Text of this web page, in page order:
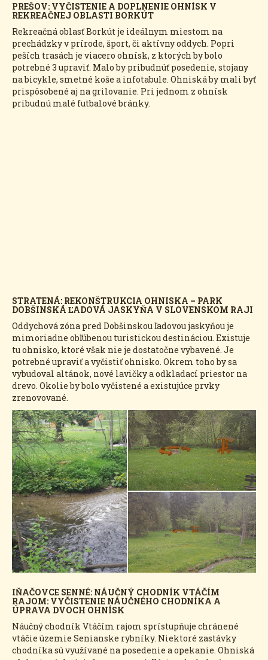
PREŠOV: VYČISTENIE A DOPLNENIE OHNÍSK V
REKREAČNEJ OBLASTI BORKÚT
Rekreačná oblasť Borkút je ideálnym miestom na
prechádzky v prírode, šport, či aktívny oddych. Popri
peších trasách je viacero ohnísk, z ktorých by bolo
potrebné 3 upraviť. Malo by pribudnúť posedenie, stojany
na bicykle, smetné koše a infotabule. Ohniská by mali byť
prispôsobené aj na grilovanie. Pri jednom z ohnísk
pribudnú malé futbalové bránky.
STRATENÁ: REKONŠTRUKCIA OHNISKA – PARK
DOBŠINSKÁ ĽADOVÁ JASKYŇA V SLOVENSKOM RAJI
Oddychová zóna pred Dobšinskou ľadovou jaskyňou je
mimoriadne obľúbenou turistickou destináciou. Existuje
tu ohnisko, ktoré však nie je dostatočne vybavené. Je
potrebné upraviť a vyčistiť ohnisko. Okrem toho by sa
vybudoval altánok, nové lavičky a odkladací priestor na
drevo. Okolie by bolo vyčistené a existujúce prvky
zrenovované.
IŇAČOVCE SENNÉ: NÁUČNÝ CHODNÍK VTÁČÍM
RAJOM: VYČISTENIE NÁUČNÉHO CHODNÍKA A
ÚPRAVA DVOCH OHNÍSK
Náučný chodník Vtáčím rajom sprístupňuje chránené
vtáčie územie Senianske rybníky. Niektoré zastávky
chodníka sú využívané na posedenie a opekanie. Ohniská